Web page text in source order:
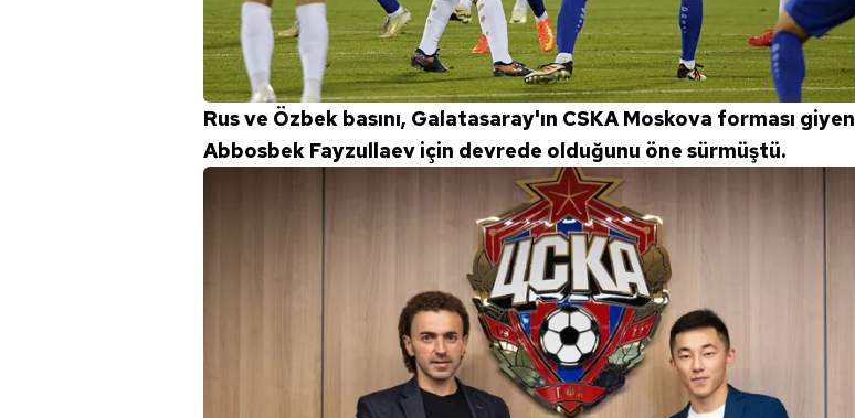
Rus ve Özbek basını, Galatasaray'ın CSKA Moskova forması giyen
Abbosbek Fayzullaev için devrede olduğunu öne sürmüştü.